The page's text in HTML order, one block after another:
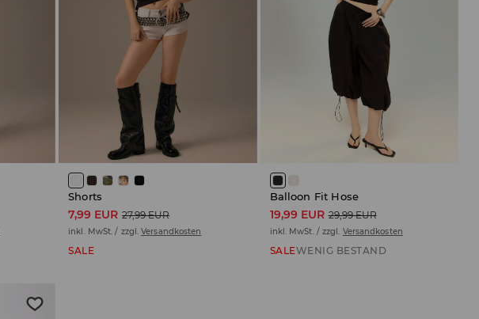
Shorts
7,99 EUR 27,99 EUR
inkl. MwSt. / zzgl.Versandkosten
SALE
Balloon Fit Hose
19,99 EUR 29,99 EUR
inkl. MwSt. / zzgl. Versandkosten
SALEWENIG BESTAND